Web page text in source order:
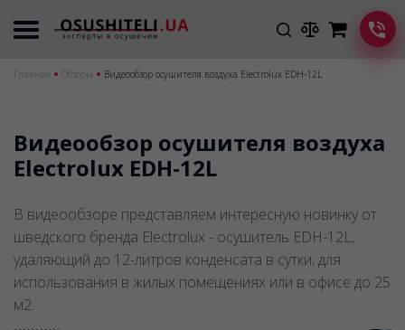
Главная Обзоры Видеообзор осушителя воздуха Electrolux EDH-12L
Видеообзор осушителя воздуха
Electrolux EDH-12L
В видеообзоре представляем интересную новинку от
шведского бренда Electrolux - осушитель EDH-12L,
удаляющий до 12-литров конденсата в сутки, для
использования в жилых помещениях или в офисе до 25
м2.